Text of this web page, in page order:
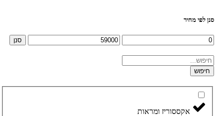
סנן לפי מחיר
סנן
חיפוש
אקססוריז ומראות